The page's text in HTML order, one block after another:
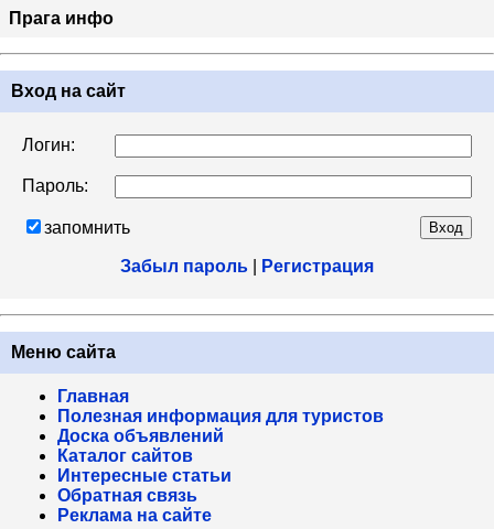
Прага инфо
Вход на сайт
Логин:
Пароль:
запомнить
Забыл пароль Регистрация
Меню сайта
Главная
Полезная информация для туристов
Доска объявлений
Каталог сайтов
Интересные статьи
Обратная связь
Реклама на сайте